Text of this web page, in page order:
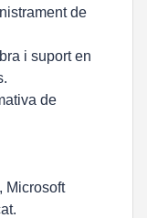
de
i suport en
de
Microsoft